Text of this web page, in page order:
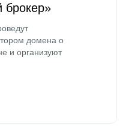
брокер»
домена о
и организуют